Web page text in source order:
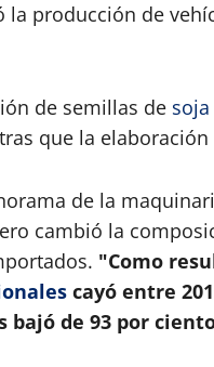
la producción de
de semillas de soja
que la
de la
cambió la
"Como
cayó entre
de 93 por